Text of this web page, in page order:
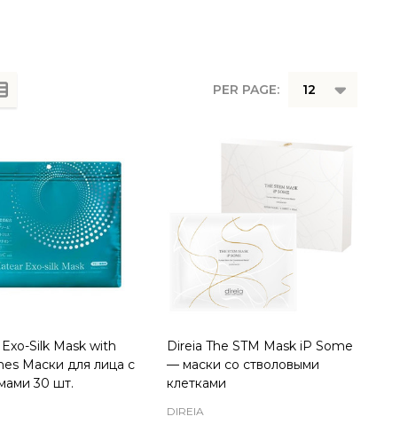
PER PAGE:
Silk Mask with
Маски для лица с
30 шт.
Direia The STM Mask iP Some
— маски со стволовыми
клетками
DIREIA